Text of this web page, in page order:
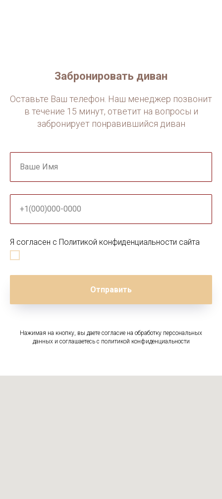
Забронировать диван
Оставьте Ваш телефон. Наш менеджер позвонит
в течение 15 минут, ответит на вопросы и
забронирует понравившийся диван
Ваше Имя
+1(000)000-0000
Я согласен с Политикой конфиденциальности сайта
Отправить
Нажимая на кнопку, вы даете согласие на обработку персональных
данных и соглашаетесь c политикой конфиденциальности